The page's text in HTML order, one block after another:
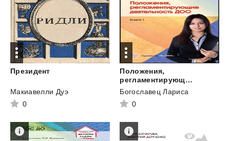
Президент
Макиавелли Дуэ
0
Положения,
регламентирующие деятельность ДОО. Книга 1
Богославец Лариса
0